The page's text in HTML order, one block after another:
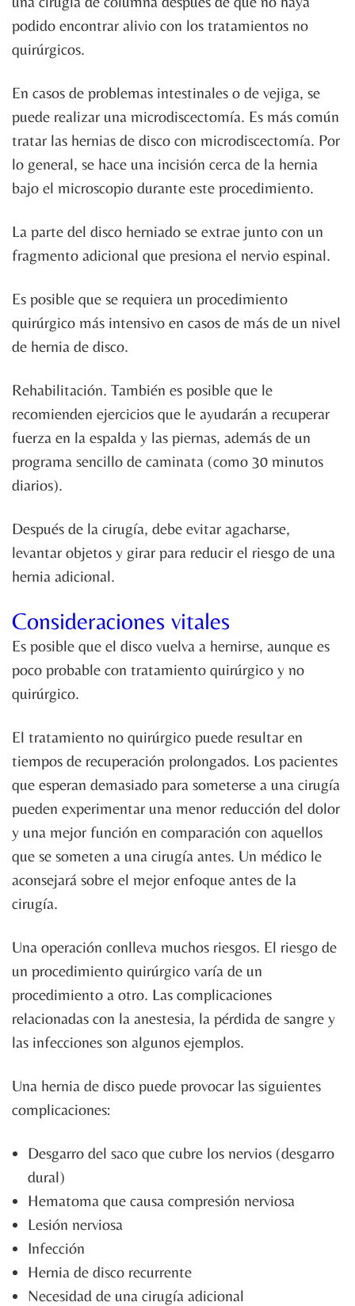
podido encontrar alivio con los tratamientos no
quirúrgicos.
En casos de problemas intestinales o de vejiga, se
puede realizar una microdiscectomía. Es más común
tratar las hernias de disco con microdiscectomía. Por
lo general, se hace una incisión cerca de la hernia
bajo el microscopio durante este procedimiento.
La parte del disco herniado se extrae junto con un
fragmento adicional que presiona el nervio espinal.
Es posible que se requiera un procedimiento
quirúrgico más intensivo en casos de más de un nivel
de hernia de disco.
Rehabilitación. También es posible que le
recomienden ejercicios que le ayudarán a recuperar
fuerza en la espalda y las piernas, además de un
programa sencillo de caminata (como 30 minutos
diarios).
Después de la cirugía, debe evitar agacharse,
levantar objetos y girar para reducir el riesgo de una
hernia adicional.
Consideraciones vitales
Es posible que el disco vuelva a hernirse, aunque es
poco probable con tratamiento quirúrgico y no
quirúrgico.
El tratamiento no quirúrgico puede resultar en
tiempos de recuperación prolongados. Los pacientes
que esperan demasiado para someterse a una cirugía
pueden experimentar una menor reducción del dolor
y una mejor función en comparación con aquellos
que se someten a una cirugía antes. Un médico le
aconsejará sobre el mejor enfoque antes de la
cirugía.
Una operación conlleva muchos riesgos. El riesgo de
un procedimiento quirúrgico varía de un
procedimiento a otro. Las complicaciones
relacionadas con la anestesia, la pérdida de sangre y
las infecciones son algunos ejemplos.
Una hernia de disco puede provocar las siguientes
complicaciones:
Desgarro del saco que cubre los nervios (desgarro
dural)
Hematoma que causa compresión nerviosa
Lesión nerviosa
Infección
Hernia de disco recurrente
Necesidad de una cirugía adicional